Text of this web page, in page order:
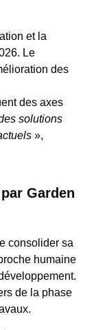
et la
Le
des
des axes
solutions
»,
Garden
consolider sa
humaine
de la phase